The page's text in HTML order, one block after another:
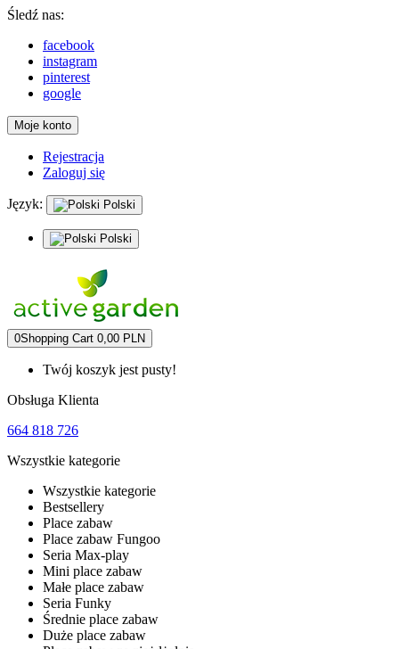
Śledź nas:
facebook
instagram
pinterest
google
Moje konto
Rejestracja
Zaloguj się
Język: Polski
Polski
0Shopping Cart 0,00 PLN
Twój koszyk jest pusty!
Obsługa Klienta
664 818 726
Wszystkie kategorie
Wszystkie kategorie
Bestsellery
Place zabaw
Place zabaw Fungoo
Seria Max-play
Mini place zabaw
Małe place zabaw
Seria Funky
Średnie place zabaw
Duże place zabaw